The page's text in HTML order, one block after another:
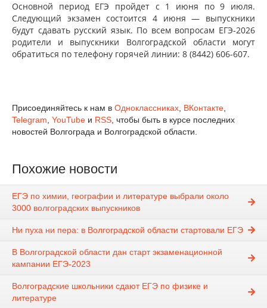
Основной период ЕГЭ пройдет с 1 июня по 9 июля.
Следующий экзамен состоится 4 июня — выпускники
будут сдавать русский язык. По всем вопросам ЕГЭ-2026
родители и выпускники Волгоградской области могут
обратиться по телефону горячей линии: 8 (8442) 606-607.
Присоединяйтесь к нам в Одноклассниках ВКонтакте
Telegram YouTube и RSS , чтобы быть в курсе последних
новостей Волгограда и Волгоградской области.
Похожие новости
ЕГЭ по химии, географии и литературе выбрали около
3000 волгоградских выпускников
Ни пуха ни пера: в Волгоградской области стартовали ЕГЭ
В Волгоградской области дан старт экзаменационной
кампании ЕГЭ-2023
Волгоградские школьники сдают ЕГЭ по физике и
литературе